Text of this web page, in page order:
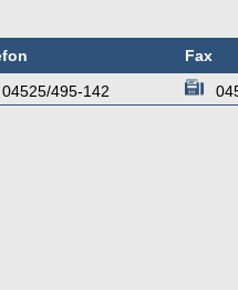
Fax
04525/495-142